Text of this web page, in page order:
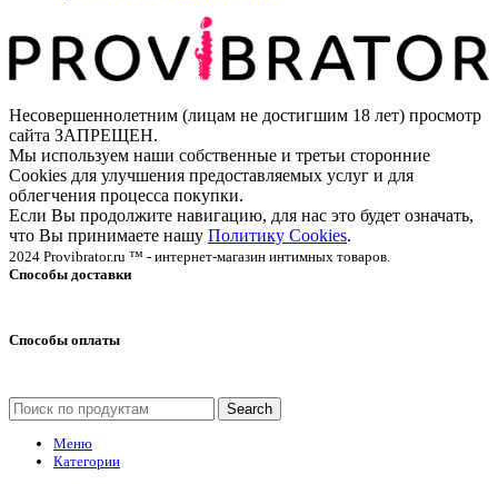
Несовершеннолетним (лицам не достигшим 18 лет) просмотр
сайта ЗАПРЕЩЕН.
Мы используем наши собственные и третьи сторонние
Cookies для улучшения предоставляемых услуг и для
облегчения процесса покупки.
Если Вы продолжите навигацию, для нас это будет означать,
что Вы принимаете нашу Политику Cookies.
2024 Provibrator.ru ™ - интернет-магазин интимных товаров.
Способы доставки
Способы оплаты
Search
Меню
Категории